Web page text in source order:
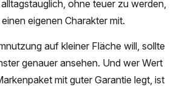
ohne teuer zu werden,
eigenen Charakter mit.
auf kleiner Fläche will, sollte
genauer ansehen. Und wer Wert
mit guter Garantie legt, ist